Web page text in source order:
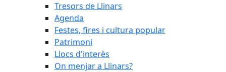
Tresors de Llinars
Agenda
Festes, fires i cultura popular
Patrimoni
Llocs d'interès
On menjar a Llinars?